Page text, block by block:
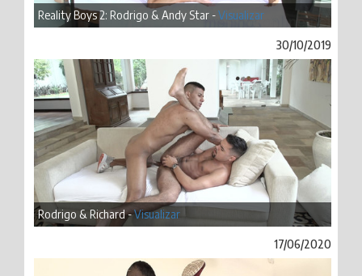
Reality Boys 2: Rodrigo & Andy Star -Visualizar
30/10/2019
Rodrigo & Richard -Visualizar
17/06/2020